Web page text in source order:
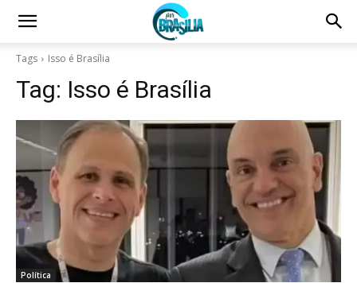
Tags Isso é Brasília
Tag: Isso é Brasília
Política